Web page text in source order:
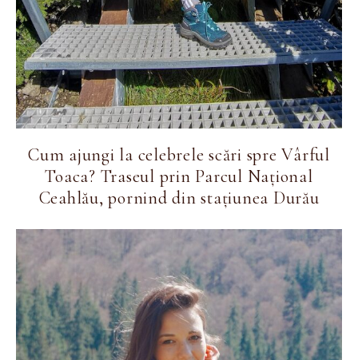
Cum ajungi la celebrele scări spre Vârful
Toaca? Traseul prin Parcul Național
Ceahlău, pornind din stațiunea Durău